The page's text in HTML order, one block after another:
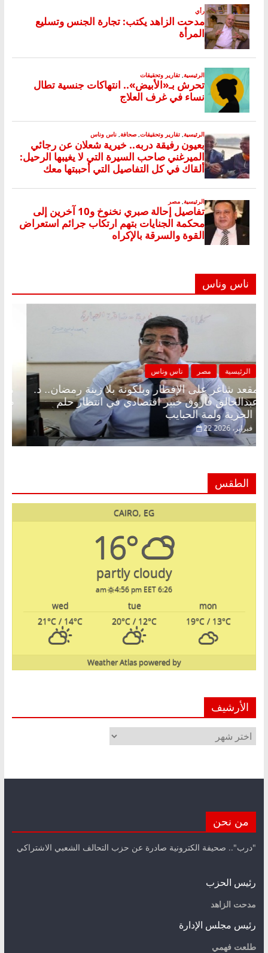
ناس وناس
الرئيسية مصر ناس وناس
مقعد شاغر على الإفطار وبلكونة بلا زينة رمضان.. د.
عبدالخالق فاروق خبير اقتصادي في انتظار حلم
الحرية ولمة الحبايب
22 فبراير، 2026
الطقس
CAIRO, EG
16°
partly cloudy
6:26 am
4:56 pm EET
mon
tue
wed
19°C/ 13°C
20°C / 12°C
21°C / 14°C
powered by
Weather Atlas
الأرشيف
الأرشيف
من نحن
"درب".. صحيفة الكترونية صادرة عن حزب التحالف الشعبي الاشتراكي
رئيس الحزب
مدحت الزاهد
رئيس مجلس الإدارة
طلعت فهمي